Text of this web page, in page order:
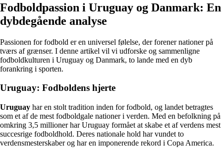
Fodboldpassion i Uruguay og Danmark: En
dybdegående analyse
Passionen for fodbold er en universel følelse, der forener nationer på
tværs af grænser. I denne artikel vil vi udforske og sammenligne
fodboldkulturen i Uruguay og Danmark, to lande med en dyb
forankring i sporten.
Uruguay: Fodboldens hjerte
Uruguay har en stolt tradition inden for fodbold, og landet betragtes
som et af de mest fodboldgale nationer i verden. Med en befolkning på
omkring 3,5 millioner har Uruguay formået at skabe et af verdens mest
succesrige fodboldhold. Deres nationale hold har vundet to
verdensmesterskaber og har en imponerende rekord i Copa America.